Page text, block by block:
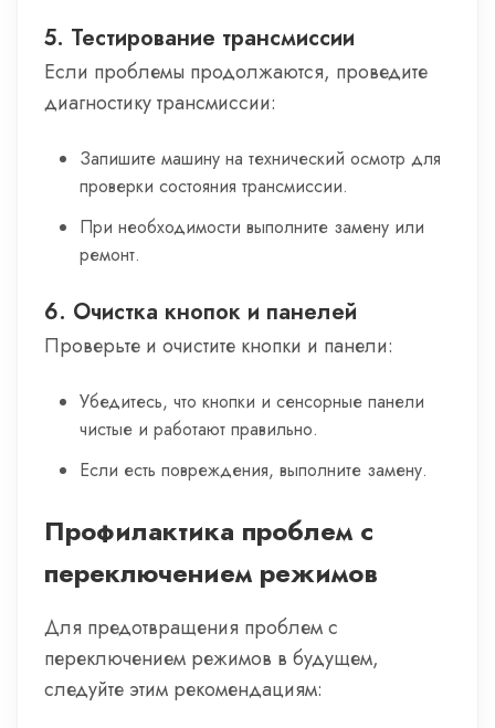
5. Тестирование трансмиссии
Если проблемы продолжаются, проведите
диагностику трансмиссии:
Запишите машину на технический осмотр для
проверки состояния трансмиссии.
При необходимости выполните замену или
ремонт.
6. Очистка кнопок и панелей
Проверьте и очистите кнопки и панели:
Убедитесь, что кнопки и сенсорные панели
чистые и работают правильно.
Если есть повреждения, выполните замену.
Профилактика проблем с
переключением режимов
Для предотвращения проблем с
переключением режимов в будущем,
следуйте этим рекомендациям: